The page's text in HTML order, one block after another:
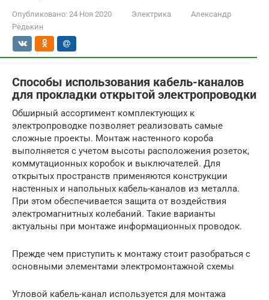
Опубликовано: 24 Ноя 2020 Электрика
Александр
Редькин
Способы использования кабель-каналов
для прокладки открытой электропроводки
Обширный ассортимент комплектующих к
электропроводке позволяет реализовать самые
сложные проекты. Монтаж настенного короба
выполняется с учетом высоты расположения розеток,
коммутационных коробок и выключателей. Для
открытых пространств применяются конструкции
настенных и напольных кабель-каналов из металла.
При этом обеспечивается защита от воздействия
электромагнитных колебаний. Такие варианты
актуальны при монтаже информационных проводок.
Прежде чем приступить к монтажу стоит разобраться с
основными элементами электромонтажной схемы
Угловой кабель-канал используется для монтажа